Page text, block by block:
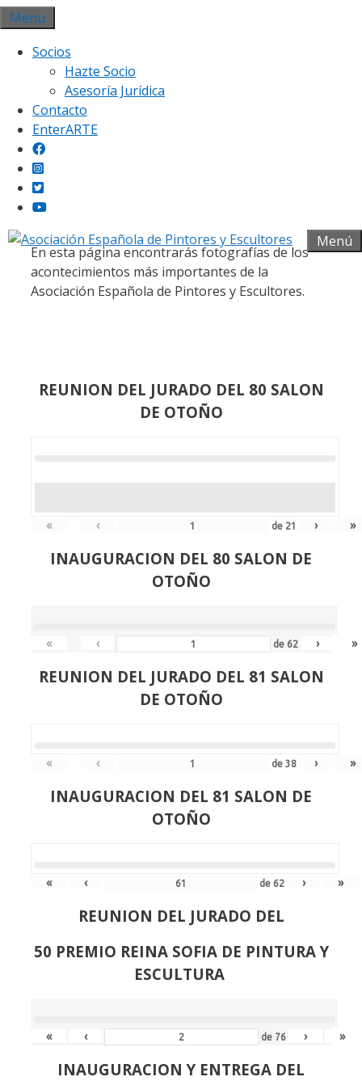
Saltar
al
contenido
Menu
Socios
Hazte Socio
Asesoría Jurídica
Contacto
EnterARTE
Menú
Galería fotográfica
En esta página encontrarás fotografías de los
acontecimientos más importantes de la
Asociación Española de Pintores y Escultores.
REUNION DEL JURADO DEL 80 SALON
DE OTOÑO
« ‹ de 21 › »
INAUGURACION DEL 80 SALON DE
OTOÑO
« ‹ de 62 › »
REUNION DEL JURADO DEL 81 SALON
DE OTOÑO
« ‹ de38 › »
INAUGURACION DEL 81 SALON DE
OTOÑO
« ‹ de 62 › »
REUNION DEL JURADO DEL
50 PREMIO REINA SOFIA DE PINTURA Y
ESCULTURA
« ‹ de 76 › »
INAUGURACION Y ENTREGA DEL